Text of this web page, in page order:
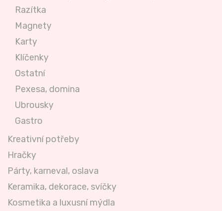
Razítka
Magnety
Karty
Klíčenky
Ostatní
Pexesa, domina
Ubrousky
Gastro
Kreativní potřeby
Hračky
Párty, karneval, oslava
Keramika, dekorace, svíčky
Kosmetika a luxusní mýdla